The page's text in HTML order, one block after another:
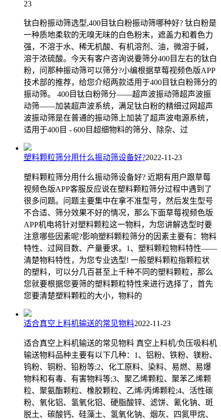
23
钛白粉振动筛选型,400目钛白粉振动筛哪种好? 钛白粉是
一种质地柔软的无嗅无味的白色粉末，遮盖力和着色力
强，不溶于水、稀无机酸、有机溶剂、油，微溶于碱，
溶于浓硫酸。今天有客户咨询说要筛分400目左右的钛白
粉，问那种振动筛可以筛分?小编根据草莓视频色版APP
技术部的推荐，给您介绍两款适用于400目钛白粉筛分的
振动筛。 400目钛白粉筛分——超声波振动筛超声波振
动筛——加装超声波系统，满足钛白粉的精细过网超声
波振动筛是在普通的振动筛上加装了超声波电源系统，
适用于400目 - 600目超细物料的筛分、除杂、过
塑料颗粒筛分用什么振动筛设备好?2022-11-23
塑料颗粒筛分用什么振动筛设备好? 近期有用户跟草莓
视频色版APP客服反应说在塑料颗粒筛分过程中遇到了
很多问题。问题主要集中在拿不准型号，然后发生型号
不合适、筛分效果不好的情况，那么下面草莓视频色版
APP机电将针对塑料颗粒这一物料，为您讲解选型时要
注意哪些因素呢?影响塑料颗粒筛分的因素主要有：物料
特性、过网目数、产量要求。1、塑料颗粒物料特性——
清楚物料特性，为您专业选型! 一般塑料颗粒指颗粒状
的塑料，可以分几百甚至上千种不同的塑料颗粒，那么
您就要根据您要筛的塑料颗粒特性来进行选择了，首先
您要清楚塑料颗粒的大小，物料的
适合真空上料机输送的常见物料2022-11-23
适合真空上料机输送的常见物料 真空上料机/负压吸料机
输送物料品种主要有以下几种：1、铝粉、铁粉、镁粉、
钨粉、铜粉、铅粉等;2、化工原料、染料、易燃、易爆
物料和有毒、有害物料等;3、聚乙烯颗粒、聚苯乙烯颗
粒、聚氨酯颗粒、橡胶颗粒、乙烯/丙烯颗粒;4、活性碳
粉、氧化铝、氢氧化铝、硬脂酸锌、滤饼、氰化钠、斑
脱土、碳酸钙、硅藻土、氢氧化钠、烟灰、四氮甲烷、